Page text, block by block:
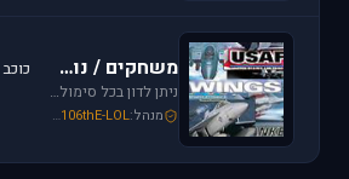
משחקים / נוסטלגיה
ניתן לדון בכל סימולטור טיסה או משחקים שאינם בגדר סימולטורים אשר אין להם פורום נפרד ובסימולטורים נוסטלגיים כגון: אף-15, אף-18, חיל האויר האמריקני, כוכב כחול - "חיל האויר הישראלי" וסטרייק פייטרס.
מנהל: ,106thE-LOL